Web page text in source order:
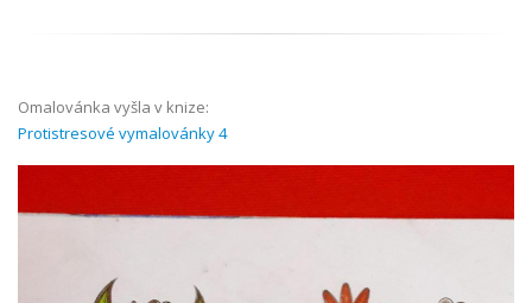
Omalovánka vyšla v knize:
Protistresové vymalovánky 4